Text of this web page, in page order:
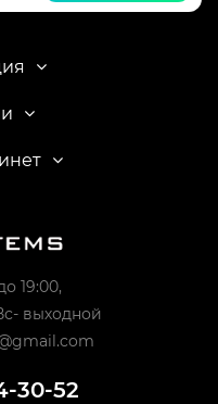
19:00,
выходной
30-52